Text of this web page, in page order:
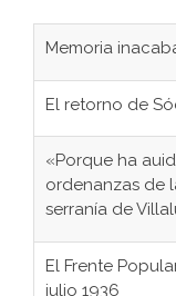
Memoria
El retorno de
«Porque ha
ordenanzas de
serranía de
El Frente
julio 1936